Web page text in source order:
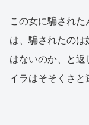
この女に騙され
は、騙されたの
はないのか、と返
イラはそそくさと